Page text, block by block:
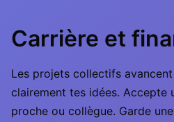
Carrière et
Les projets collectifs
clairement tes idées. Accepte
proche ou collègue. Garde